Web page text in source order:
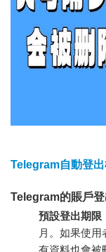
Telegram自動登出
Telegram的賬戶登
預設登出期限
月。如果使
有資料也會被